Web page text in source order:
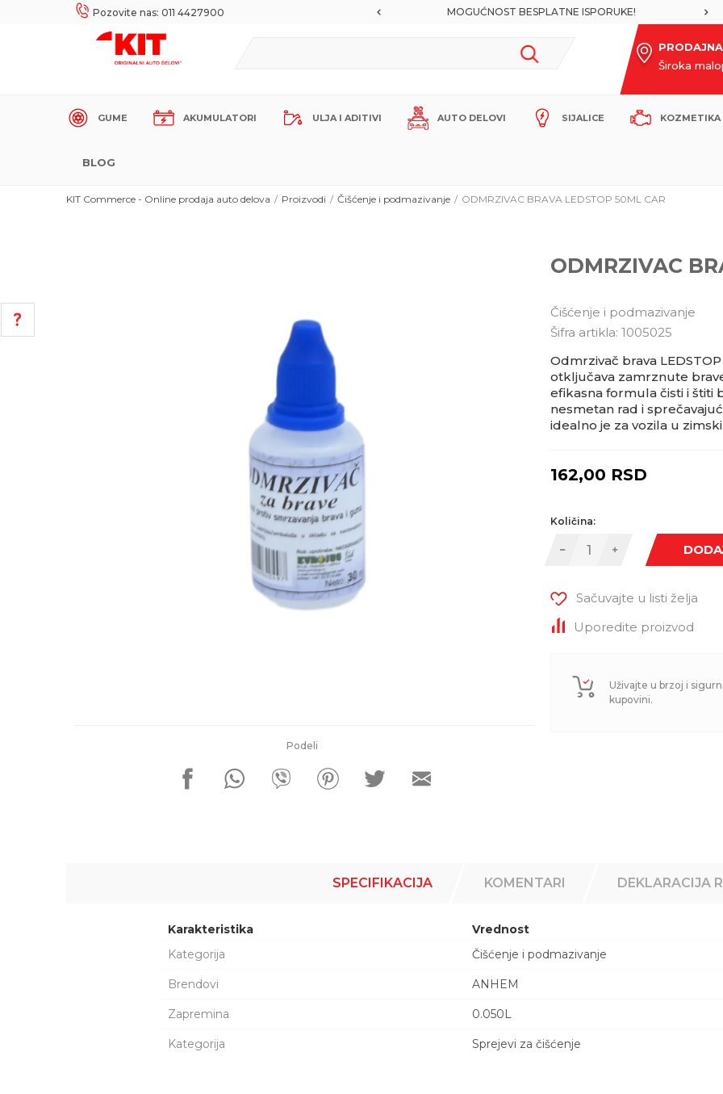
Pozovite nas: 011 4427900
SIGURNO PLAĆANJE PLATNIM KARTICAMA! MOGUĆNOST BESPLATNE ISPORUKE!
Široka
GUME AKUMULATORI ULJA I ADITIVI AUTO DELOVI SIJALICE KOZMETIKA
BLOG
KIT Commerce - Online prodaja auto delova Proizvodi Čišćenje i podmazivanje ODMRZIVAC BRAVA LEDSTOP 50ML CAR
Podeli
ODMRZIVAC
Čišćenje i podmazivanje
Šifra artikla: 1005025
Odmrzivač brava
otključava zamrznute
efikasna formula čisti i štiti
nesmetan rad i
idealno je za vozila u
162,00 RSD
Količina:
Sačuvajte u listi želja
Uporedite proizvod
Uživajte u brzoj i
kupovini.
SPECIFIKACIJA KOMENTARI DEKLARACIJA
Karakteristika
Vrednost
Kategorija
Čišćenje i podmazivanje
Brendovi ANHEM
Zapremina 0.050L
Kategorija Sprejevi za čišćenje